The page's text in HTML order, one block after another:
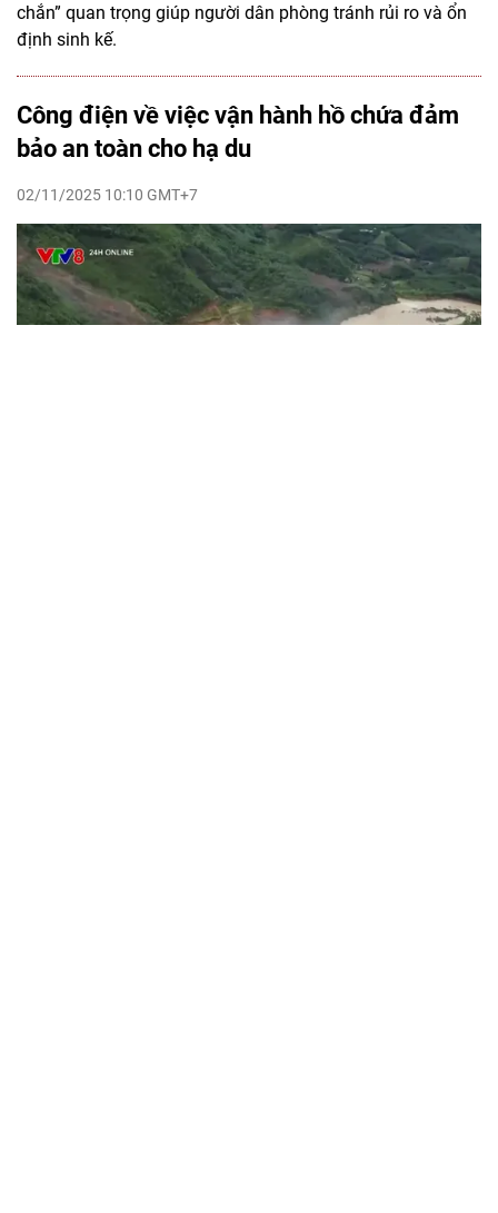
chắn” quan trọng giúp người dân phòng tránh rủi ro và ổn
định sinh kế.
Công điện về việc vận hành hồ chứa đảm
bảo an toàn cho hạ du
02/11/2025 10:10 GMT+7